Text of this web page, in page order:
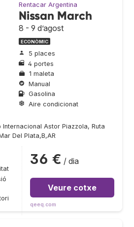
Rentacar Argentina
Nissan March
8 - 9 d’agost
ECONÒMIC
5 places
4 portes
1 maleta
Manual
Gasolina
Aire condicionat
Internacional Astor Piazzola, Ruta
Del Plata,B,AR
36 € / dia
Veure cotxe
qeeq.com